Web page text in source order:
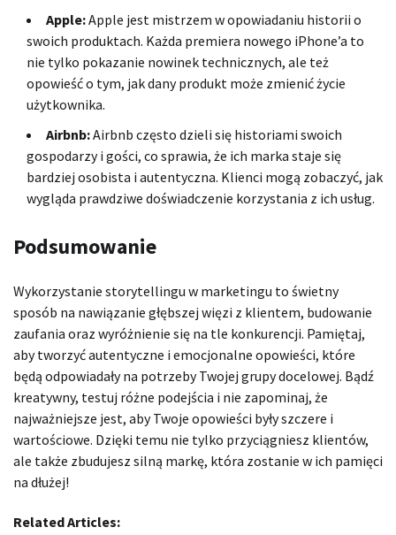
Apple:Apple jest mistrzem w opowiadaniu historii o
swoich produktach. Każda premiera nowego iPhone’a to
nie tylko pokazanie nowinek technicznych, ale też
opowieść o tym, jak dany produkt może zmienić życie
użytkownika.
Airbnb:Airbnb często dzieli się historiami swoich
gospodarzy i gości, co sprawia, że ich marka staje się
bardziej osobista i autentyczna. Klienci mogą zobaczyć, jak
wygląda prawdziwe doświadczenie korzystania z ich usług.
Podsumowanie
Wykorzystanie storytellingu w marketingu to świetny
sposób na nawiązanie głębszej więzi z klientem, budowanie
zaufania oraz wyróżnienie się na tle konkurencji. Pamiętaj,
aby tworzyć autentyczne i emocjonalne opowieści, które
będą odpowiadały na potrzeby Twojej grupy docelowej. Bądź
kreatywny, testuj różne podejścia i nie zapominaj, że
najważniejsze jest, aby Twoje opowieści były szczere i
wartościowe. Dzięki temu nie tylko przyciągniesz klientów,
ale także zbudujesz silną markę, która zostanie w ich pamięci
na dłużej!
Related Articles: